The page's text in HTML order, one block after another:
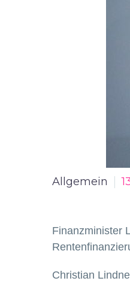
Allgemein
Finanzminister
Christian